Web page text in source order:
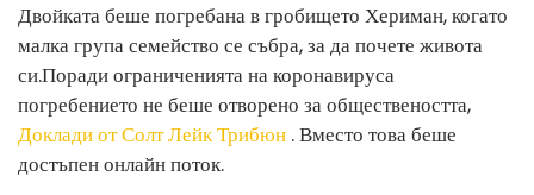
Двойката беше погребана в гробището Хериман, когато
малка група семейство се събра, за да почете живота
си.Поради ограниченията на коронавируса
погребението не беше отворено за обществеността,
Доклади от Солт Лейк Трибюн . Вместо това беше
достъпен онлайн поток.